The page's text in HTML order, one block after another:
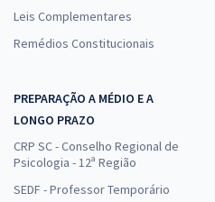
Leis Complementares
Remédios Constitucionais
PREPARAÇÃO A MÉDIO E A
LONGO PRAZO
CRP SC - Conselho Regional de
Psicologia - 12ª Região
SEDF - Professor Temporário